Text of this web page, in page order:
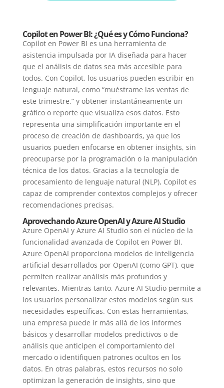
Copilot en Power BI: ¿Qué es y Cómo Funciona?
Copilot en Power BI es una herramienta de
asistencia impulsada por IA diseñada para hacer
que el análisis de datos sea más accesible para
todos. Con Copilot, los usuarios pueden escribir en
lenguaje natural, como “muéstrame las ventas de
este trimestre,” y obtener instantáneamente un
gráfico o reporte que visualiza esos datos. Esto
representa una simplificación importante en el
proceso de creación de dashboards, ya que los
usuarios pueden enfocarse en obtener insights, sin
preocuparse por la programación o la manipulación
técnica de los datos. Gracias a la tecnología de
procesamiento de lenguaje natural (NLP), Copilot es
capaz de comprender contextos complejos y ofrecer
recomendaciones precisas.
Aprovechando Azure OpenAI y Azure AI Studio
Azure OpenAI y Azure AI Studio son el núcleo de la
funcionalidad avanzada de Copilot en Power BI.
Azure OpenAI proporciona modelos de inteligencia
artificial desarrollados por OpenAI (como GPT), que
permiten realizar análisis más profundos y
relevantes. Mientras tanto, Azure AI Studio permite a
los usuarios personalizar estos modelos según sus
necesidades específicas. Con estas herramientas,
una empresa puede ir más allá de los informes
básicos y desarrollar modelos predictivos o de
análisis que anticipen el comportamiento del
mercado o identifiquen patrones ocultos en los
datos. En otras palabras, estos recursos no solo
optimizan la generación de insights, sino que